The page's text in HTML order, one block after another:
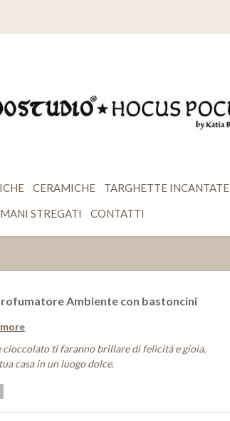
CERAMICHE TARGHETTE INCANTATE
STREGATI
CONTATTI
Ambiente con bastoncini
cioccolato ti faranno brillare di felicità e gioia,
casa in un luogo dolce.